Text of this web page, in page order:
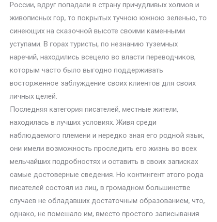
России, вдруг попадали в страну причудливых холмов и
живописных гор, то покрытых тучною южною зеленью, то
синеющих на сказочной высоте своими каменными
уступами. В горах туристы, по незнанию туземных
наречий, находились всецело во власти переводчиков,
которым часто было выгодно поддерживать
восторженное заблуждение своих клиентов для своих
личных целей.
Последняя категория писателей, местные жители,
находилась в лучших условиях. Живя среди
наблюдаемого племени и нередко зная его родной язык,
они имели возможность проследить его жизнь во всех
мельчайших подробностях и оставить в своих записках
самые достоверные сведения. Но контингент этого рода
писателей состоял из лиц, в громадном большинстве
случаев не обладавших достаточным образованием, что,
однако, не помешало им, вместо простого записывания